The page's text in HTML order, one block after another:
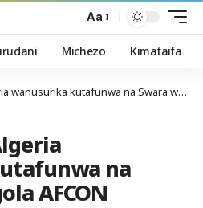
Aa
Michezo Kimataifa
kutafunwa na Swara wa Angola AFCON
na
AFCON